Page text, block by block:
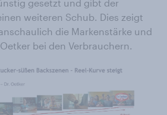
gesetzt und gibt der
weiteren Schub. Dies zeigt
die Markenstärke und
bei den Verbrauchern.